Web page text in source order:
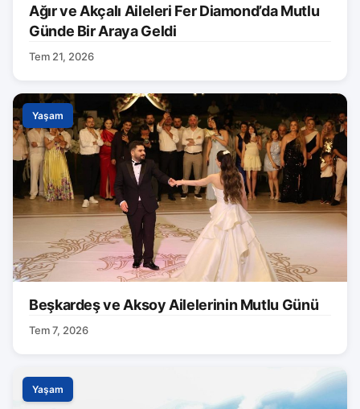
Ağır ve Akçalı Aileleri Fer Diamond’da Mutlu
Günde Bir Araya Geldi
Tem 21, 2026
Yaşam
Beşkardeş ve Aksoy Ailelerinin Mutlu Günü
Tem 7, 2026
Yaşam